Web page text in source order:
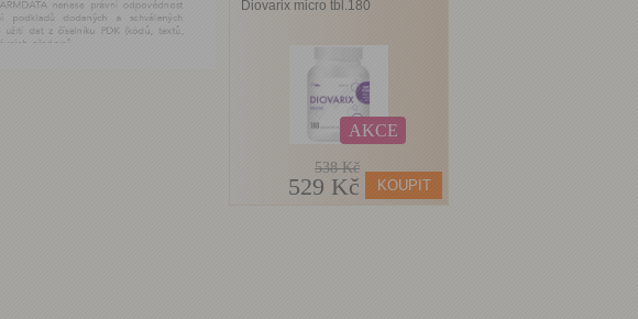
AKCE
Diovarix micro tbl.180
538 Kč
529 Kč